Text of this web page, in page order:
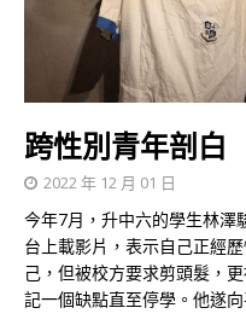
跨性別青年剖
2022 年 12 月 01 日
今年7月，升中六的學生林澤
台上載影片，表示自己正經
己，但被校方要求剪頭髮，
記一個缺點直至停學。他遂